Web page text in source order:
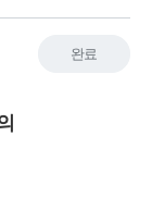
완료